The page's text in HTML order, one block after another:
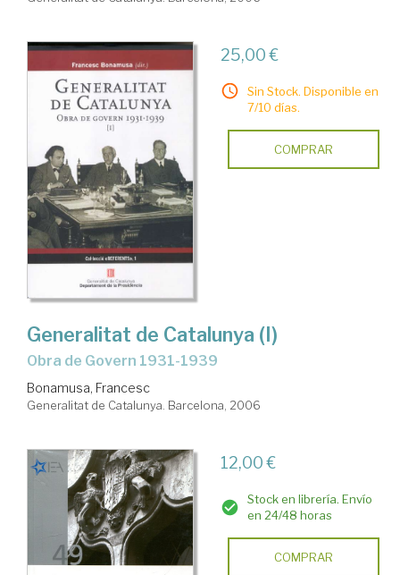
25,00 €
Sin Stock. Disponible en
7/10 días.
COMPRAR
Generalitat de Catalunya (I)
Obra de Govern 1931-1939
Bonamusa, Francesc
Generalitat de Catalunya. Barcelona, 2006
12,00 €
Stock en librería. Envío
en 24/48 horas
COMPRAR